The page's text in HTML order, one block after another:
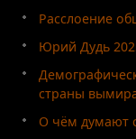
Расслоение
Юрий Дудь
страны
О чём думают